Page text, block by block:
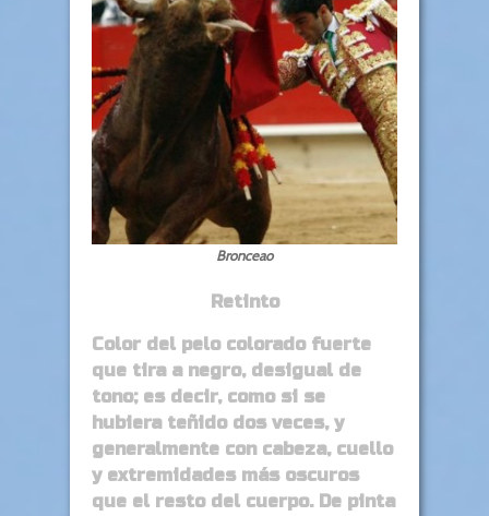
Bronceao
Retinto
Color del pelo colorado fuerte
que tira a negro, desigual de
tono; es decir, como si se
hubiera teñido dos veces, y
generalmente con cabeza, cuello
y extremidades más oscuros
que el resto del cuerpo. De pinta